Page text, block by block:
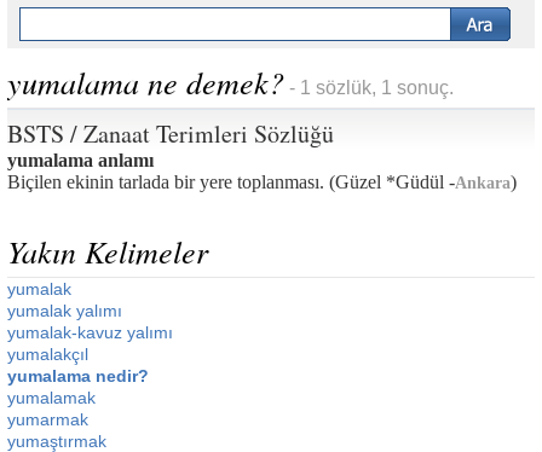
yumalama ne demek? - 1 sözlük, 1 sonuç.
BSTS / Zanaat Terimleri Sözlüğü
yumalama anlamı
Biçilen ekinin tarlada bir yere toplanması. (Güzel *Güdül -Ankara)
Yakın Kelimeler
yumalak
yumalak yalımı
yumalak-kavuz yalımı
yumalakçıl
yumalama nedir?
yumalamak
yumarmak
yumaştırmak